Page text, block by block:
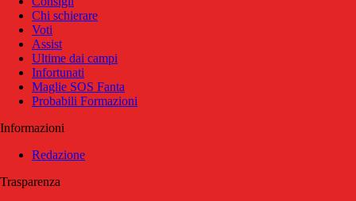
Chi schierare
Voti
Assist
Ultime dai campi
Infortunati
Maglie SOS Fanta
Probabili Formazioni
Informazioni
Redazione
Trasparenza